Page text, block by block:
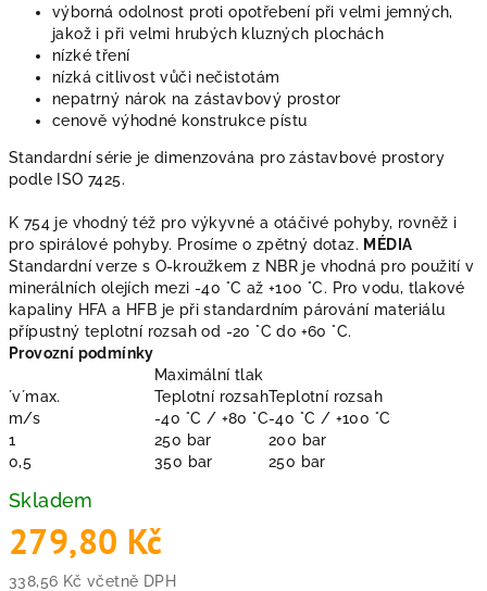
výborná odolnost proti opotřebení při velmi jemných,
jakož i při velmi hrubých kluzných plochách
nízké tření
nízká citlivost vůči nečistotám
nepatrný nárok na zástavbový prostor
cenově výhodné konstrukce pístu
Standardní série je dimenzována pro zástavbové prostory
podle ISO 7425.
K 754 je vhodný též pro výkyvné a otáčivé pohyby, rovněž i
pro spirálové pohyby. Prosíme o zpětný dotaz. MÉDIA
Standardní verze s O-kroužkem z NBR je vhodná pro použití v
minerálních olejích mezi -40 °C až +100 °C. Pro vodu, tlakové
kapaliny HFA a HFB je při standardním párování materiálu
přípustný teplotní rozsah od -20 °C do +60 °C.
Provozní podmínky
Maximální tlak
´v´max.
Teplotní rozsahTeplotní rozsah
m/s
-40 °C / +80 °C-40 °C / +100 °C
1
250 bar
200 bar
0,5
350 bar 250 bar
Skladem
279,80 Kč
338,56 Kč včetně DPH